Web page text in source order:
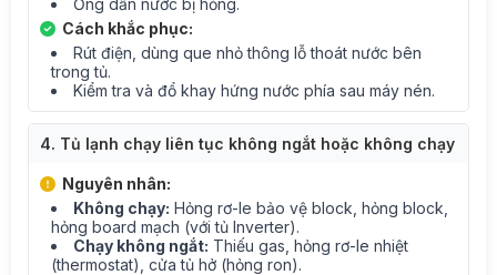
Cách khắc phục:
Rút điện, dùng que nhỏ thông lỗ thoát nước bên
trong tủ.
Kiểm tra và đổ khay hứng nước phía sau máy nén.
4. Tủ lạnh chạy liên tục không ngắt hoặc không chạy
Nguyên nhân:
Không chạy: Hỏng rơ-le bảo vệ block, hỏng block,
hỏng board mạch (với tủ Inverter).
Chạy không ngắt: Thiếu gas, hỏng rơ-le nhiệt
(thermostat), cửa tủ hở (hỏng ron).